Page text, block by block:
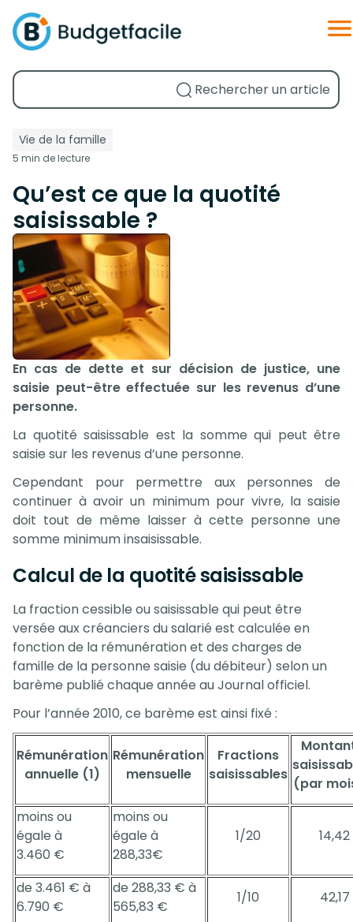
Vie de la famille
5 min de lecture
Qu’est ce que la quotité
saisissable ?
En cas de dette et sur décision de justice, une
saisie peut-être effectuée sur les revenus d’une
personne.
La quotité saisissable est la somme qui peut être
saisie sur les revenus d’une personne.
Cependant pour permettre aux personnes de
continuer à avoir un minimum pour vivre, la saisie
doit tout de même laisser à cette personne une
somme minimum insaisissable.
Calcul de la quotité saisissable
La fraction cessible ou saisissable qui peut être
versée aux créanciers du salarié est calculée en
fonction de la rémunération et des charges de
famille de la personne saisie (du débiteur) selon un
barème publié chaque année au Journal officiel.
Pour l’année 2010, ce barème est ainsi fixé :
Rémunération
annuelle (1)
Rémunération
mensuelle
Fractions
saisissables
(par
moins ou
égale à
3.460 €
moins ou
égale à
288,33€
1/20
de 3.461 € à
6.790 €
de 288,33 € à
565,83 €
1/10